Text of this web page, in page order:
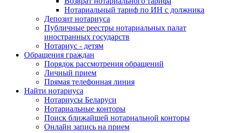
Нотариальный тариф по ИН с должника
Депозит нотариуса
Публичные реестры нотариальных палат
иностранных государств
Нотариус - детям
Обращения граждан
Порядок рассмотрения обращений
Личный прием
Прямая телефонная линия
Найти нотариуса
Нотариусы Беларуси
Нотариальные конторы
Поиск ближайшей нотариальной конторы
Онлайн запись на прием